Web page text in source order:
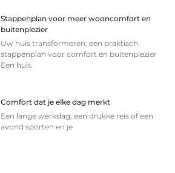
Stappenplan voor meer wooncomfort en
buitenplezier
Uw huis transformeren: een praktisch
stappenplan voor comfort en buitenplezier
Een huis
Comfort dat je elke dag merkt
Een lange werkdag, een drukke reis of een
avond sporten en je